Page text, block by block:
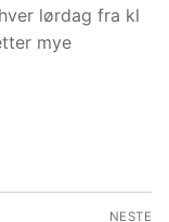
lørdag fra kl
mye
NESTE